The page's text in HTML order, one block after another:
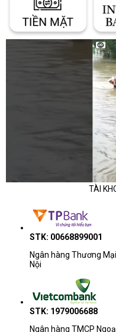
Phân biệt các
Apple iPad hiện có nhiều
số phân biệt giữa các dòng
iPad: Đây là
10,2 inch, hỗ trợ
cấp hiệu năng
iPad Air: iPad
TÀI
STK: 00668899001
Ngân hàng Thương
Nội
STK: 1979006688
Ngân hàng TMCP